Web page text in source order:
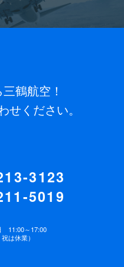
鶴航空！
せください。
3123
5019
11:00～17:00
は休業）